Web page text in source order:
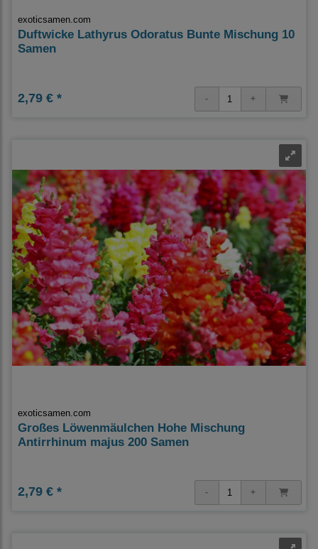
exoticsamen.com
Duftwicke Lathyrus Odoratus Bunte Mischung 10
Samen
2,79 € *
exoticsamen.com
Großes Löwenmäulchen Hohe Mischung
Antirrhinum majus 200 Samen
2,79 € *